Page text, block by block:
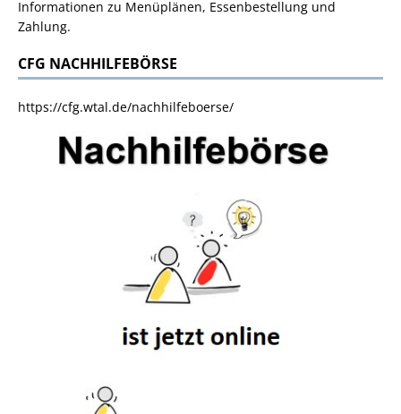
Informationen zu Menüplänen, Essenbestellung und
Zahlung.
CFG NACHHILFEBÖRSE
https://cfg.wtal.de/nachhilfeboerse/